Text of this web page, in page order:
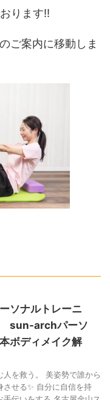
ります‼️
ご案内に移動しま
ソナルトレーニ
sun-archパーソ
ボディメイク解
を救う。 美姿勢で誰から
させる✨ 自分に自信を持